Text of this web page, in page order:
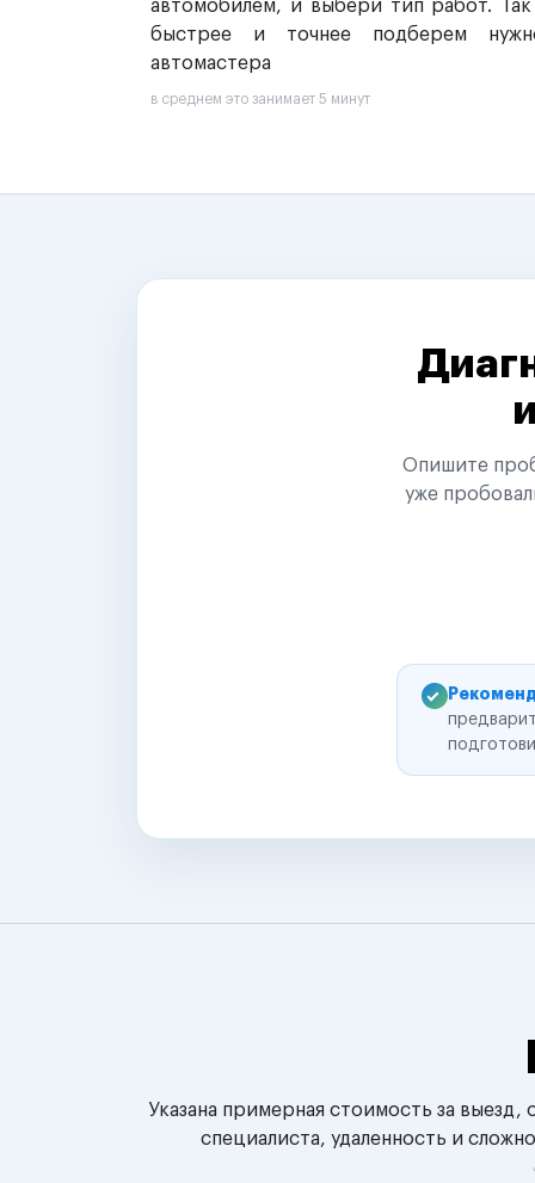
автомобилем, и выбери тип работ.
быстрее и точнее подберем
автомастера
в среднем это занимает 5 минут
Опишите
уже
Указана примерная стоимость за
специалиста, удаленность и